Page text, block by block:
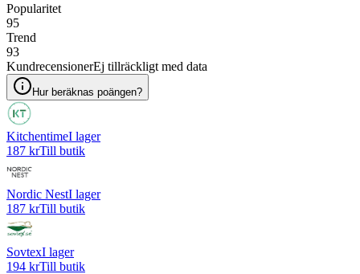
Popularitet
95
Trend
93
KundrecensionerEj tillräckligt med data
Hur beräknas poängen?
KitchentimeI lager
187 krTill butik
Nordic NestI lager
187 krTill butik
SovtexI lager
194 krTill butik